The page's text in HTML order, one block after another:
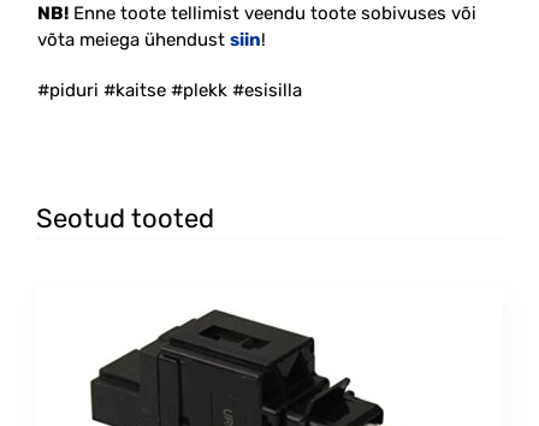
NB! Enne toote tellimist veendu toote sobivuses või
võta meiega ühendust siin!
#piduri #kaitse #plekk #esisilla
Seotud tooted